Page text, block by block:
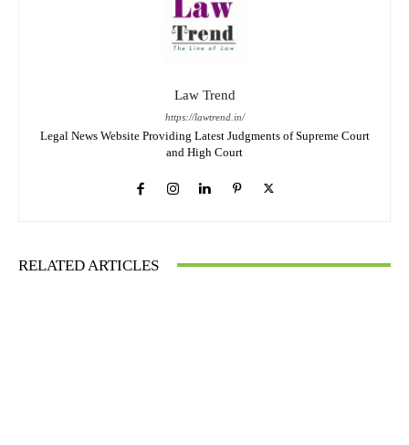
Law Trend
https://lawtrend.in/
Legal News Website Providing Latest Judgments of Supreme Court
and High Court
RELATED ARTICLES